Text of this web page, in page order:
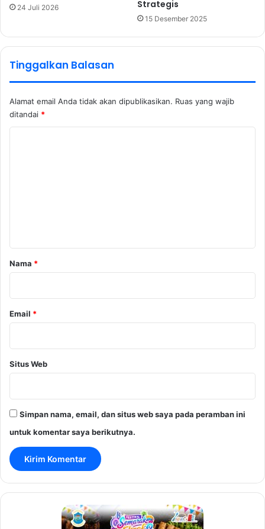
24 Juli 2026 Strategis
15 Desember 2025
Tinggalkan Balasan
Alamat email Anda tidak akan dipublikasikan. Ruas yang wajib
ditandai *
rNama *
Email *
Situs Web
Simpan nama, email, dan situs web saya pada peramban ini
untuk komentar saya berikutnya.